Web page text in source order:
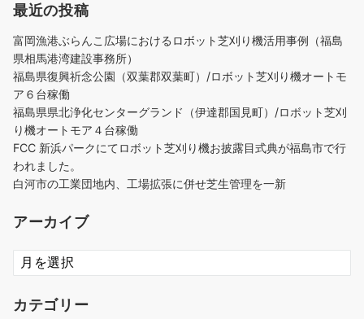
最近の投稿
富岡漁港ぶらんこ広場におけるロボット芝刈り機活用事例（福島
県相馬港湾建設事務所）
福島県復興祈念公園（双葉郡双葉町）/ロボット芝刈り機オートモ
ア６台稼働
福島県県北浄化センターグランド（伊達郡国見町）/ロボット芝刈
り機オートモア４台稼働
FCC 新浜パークにてロボット芝刈り機お披露目式典が福島市で行
われました。
白河市の工業団地内、工場拡張に併せ芝生管理を一新
アーカイブ
ア
ー
イ
カテゴリー